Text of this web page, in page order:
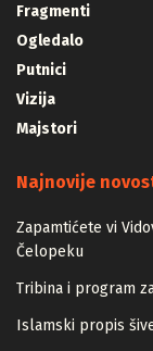
Fragmenti
Ogledalo
Putnici
Vizija
Majstori
Najnovije
Zapamtićete vi
Čelopeku
Tribina i program
Islamski propis